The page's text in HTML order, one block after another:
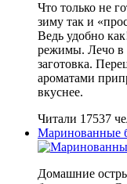
Что только не
зиму так и
Ведь удобно
режимы. Лечо в
заготовка.
ароматами
вкуснее.
Читали 17537
Маринованные
Домашние